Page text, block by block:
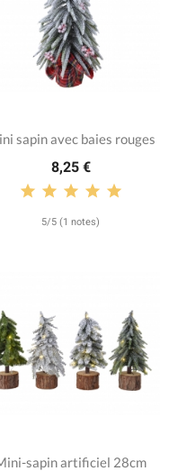
sapin avec baies rouges
8,25 €
5/5 (1 notes)
sapin artificiel 28cm